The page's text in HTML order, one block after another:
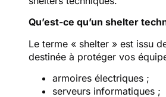
Qu’est-ce qu’un shelter
Le terme « shelter » est issu
destinée à protéger vos
armoires électriques ;
serveurs informatiques ;